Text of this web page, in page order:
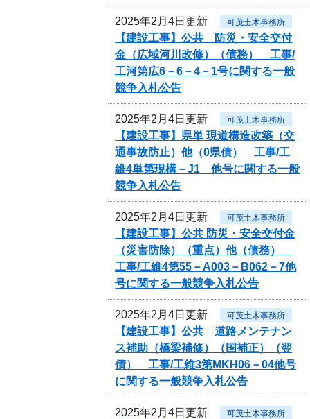
2025年2月4日更新 可茂土木事務所
【建設工事】公共 防災・安全交付
金（広域河川改修）（債務） 工事/
工河第広6－6－4－1号に関する一般
競争入札公告
2025年2月4日更新 可茂土木事務所
【建設工事】県単 現道構造改築（交
通事故防止）他（0県債） 工事/工
維4単第現構－J1 他号に関する一般
競争入札公告
2025年2月4日更新 可茂土木事務所
【建設工事】公共 防災・安全交付金
（災害防除）（重点）他（債務）
工事/工維4第55－A003－B062－7他
号に関する一般競争入札公告
2025年2月4日更新 可茂土木事務所
【建設工事】公共 道路メンテナン
ス補助（橋梁補修）（国補正）（翌
債） 工事/工維3第MKH06－04他号
に関する一般競争入札公告
2025年2月4日更新 可茂土木事務所